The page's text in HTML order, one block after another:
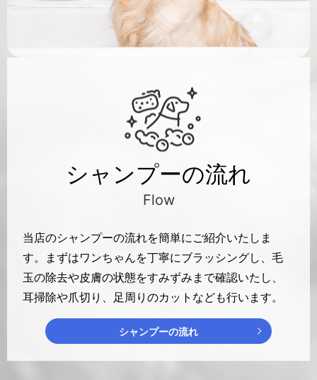
シャンプーの流れ
Flow
当店のシャンプーの流れを簡単にご紹介いたしま
す。まずはワンちゃんを丁寧にブラッシングし、毛
玉の除去や皮膚の状態をすみずみまで確認いたし、
耳掃除や爪切り、足周りのカットなども行います。
シャンプーの流れ